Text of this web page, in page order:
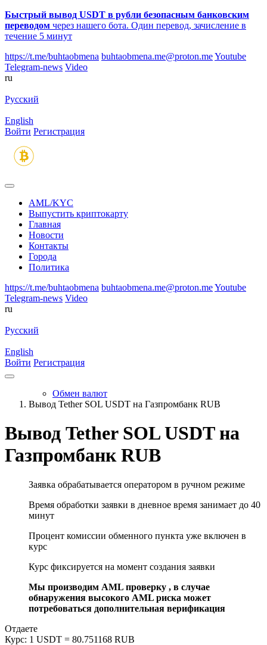
Быстрый вывод USDT в рубли безопасным банковским
переводом через нашего бота. Один перевод, зачисление в
течение 5 минут
https://t.me/buhtaobmena buhtaobmena.me@proton.meYoutube
Telegram-news Video
ru
Русский
English
Войти Регистрация
AML/KYC
Выпустить криптокарту
Главная
Новости
Контакты
Города
Политика
https://t.me/buhtaobmena buhtaobmena.me@proton.meYoutube
Telegram-news Video
ru
Русский
English
Войти Регистрация
Обмен валют
Вывод Tether SOL USDT на Газпромбанк RUB
Вывод Tether SOL USDT на
Газпромбанк RUB
Заявка обрабатывается оператором в ручном режиме
Время обработки заявки в дневное время занимает до 40
минут
Процент комиссии обменного пункта уже включен в
курс
Курс фиксируется на момент создания заявки
Мы производим AML проверку , в случае
обнаружения высокого AML риска может
потребоваться дополнительная верификация
Отдаете
Курс: 1 USDT = 80.751168 RUB